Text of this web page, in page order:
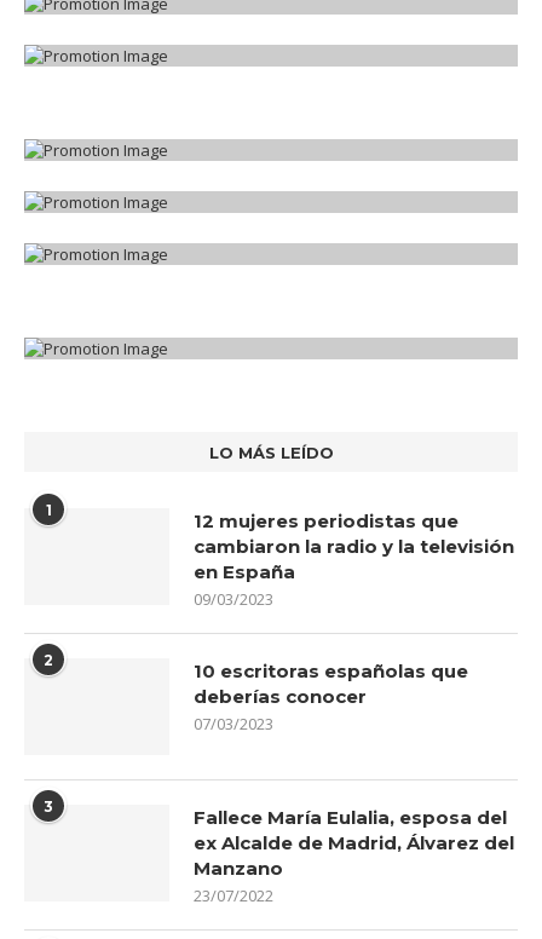
LO MÁS LEÍDO
1
12 mujeres periodistas que
cambiaron la radio y la televisión
en España
09/03/2023
2
10 escritoras españolas que
deberías conocer
07/03/2023
3
Fallece María Eulalia, esposa del
ex Alcalde de Madrid, Álvarez del
Manzano
23/07/2022